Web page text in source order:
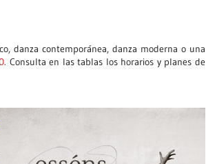
danza contemporánea, danza moderna o una
. Consulta en las tablas los horarios y planes de